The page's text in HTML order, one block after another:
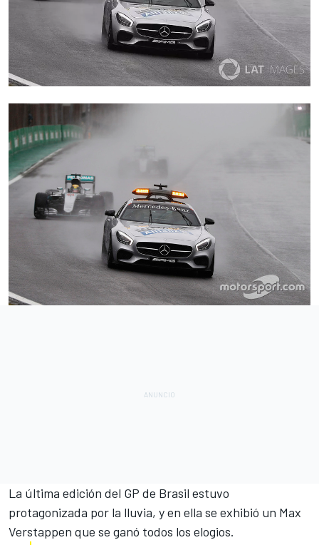
La última edición del GP de Brasil estuvo
protagonizada por la lluvia, y en ella se exhibió un Max
Verstappen que se ganó todos los elogios.